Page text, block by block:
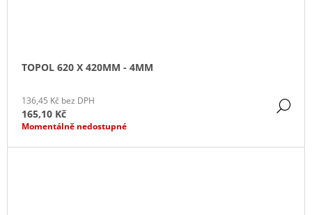
TOPOL 620 X 420MM - 4MM
136,45 Kč bez DPH
165,10 Kč
Momentálně nedostupné